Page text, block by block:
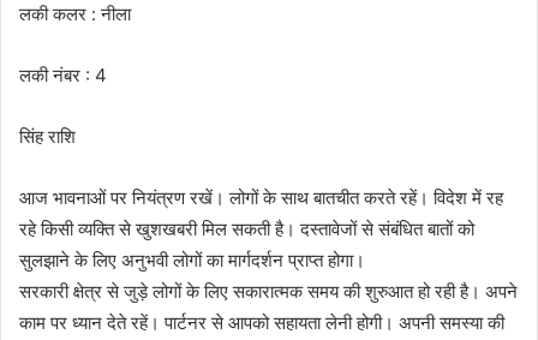
लकी कलर : नीला
लकी नंबर : 4
सिंह राशि
आज भावनाओं पर नियंत्रण रखें। लोगों के साथ बातचीत करते रहें। विदेश में रह
रहे किसी व्यक्ति से खुशखबरी मिल सकती है। दस्तावेजों से संबंधित बातों को
सुलझाने के लिए अनुभवी लोगों का मार्गदर्शन प्राप्त होगा।
सरकारी क्षेत्र से जुड़े लोगों के लिए सकारात्मक समय की शुरुआत हो रही है। अपने
काम पर ध्यान देते रहें। पार्टनर से आपको सहायता लेनी होगी। अपनी समस्या की